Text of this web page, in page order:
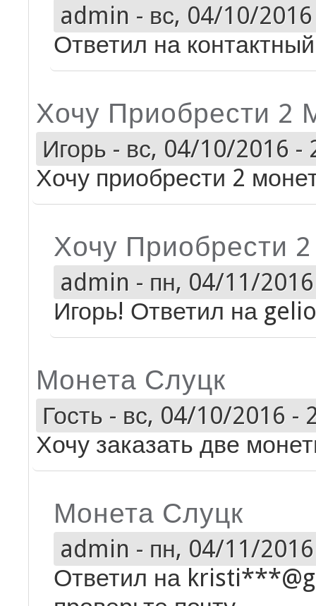
admin - вс, 04/10/
Ответил на
Хочу Приобрести 2
Игорь - вс, 04/10/2016 -
Хочу приобрести 2
Хочу Приобрести
admin - пн, 04/11/
Игорь! Ответил на
Монета Слуцк
Гость - вс, 04/10/2016 -
Хочу заказать две
Монета Слуцк
admin - пн, 04/11/
Ответил на